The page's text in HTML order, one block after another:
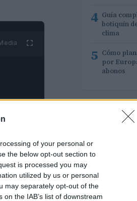
of your personal or
the below opt-out section to
is processed you may
utilized by us or personal
may separately opt-out of the
the IAB’s list of downstream
4 Guía
botiquín
clima
5 Cómo
por
abonos